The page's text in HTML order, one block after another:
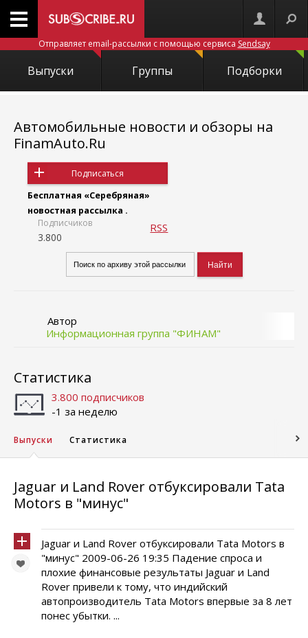
Отправляет email-рассылки с помощью сервиса Sendsay
Выпуски Группы Подборки
Автомобильные новости и обзоры на
FinamAuto.Ru
Подписаться
Бесплатная «Серебряная»
новостная рассылка .
Подписчиков
3.800
RSS
Автор
Информационная группа "ФИНАМ"
Статистика
3.800 подписчиков
-1 за неделю
Выпуски Статистика
Jaguar и Land Rover отбуксировали Tata
Motors в "минус"
Jaguar и Land Rover отбуксировали Tata Motors в
"минус" 2009-06-26 19:35 Падение спроса и
плохие финансовые результаты Jaguar и Land
Rover привели к тому, что индийский
автопроизводитель Tata Motors впервые за 8 лет
понес убытки. ...